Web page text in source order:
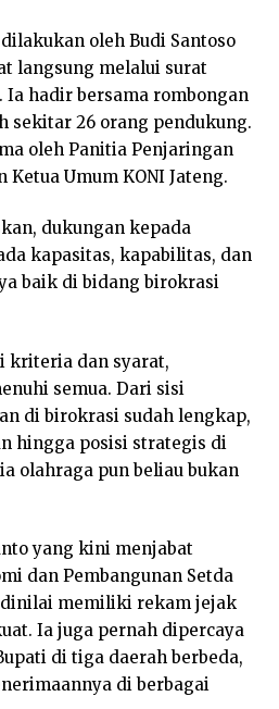
oleh Budi Santoso
langsung melalui surat
Ia hadir bersama rombongan
sekitar 26 orang pendukung.
oleh Panitia Penjaringan
Ketua Umum KONI Jateng.
dukungan kepada
kapasitas, kapabilitas, dan
baik di bidang birokrasi
kriteria dan syarat,
semua. Dari sisi
di birokrasi sudah lengkap,
hingga posisi strategis di
olahraga pun beliau bukan
yang kini menjabat
dan Pembangunan Setda
dinilai memiliki rekam jejak
Ia juga pernah dipercaya
di tiga daerah berbeda,
di berbagai